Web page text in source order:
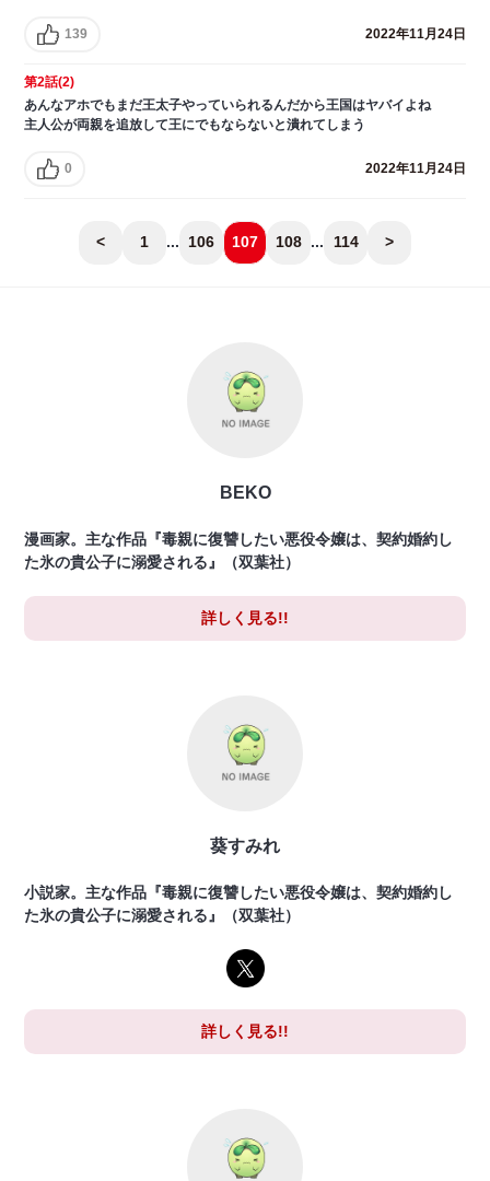
139 2022年11月24日
第2話(2)
あんなアホでもまだ王太子やっていられるんだから王国はヤバイよね
主人公が両親を追放して王にでもならないと潰れてしまう
0 2022年11月24日
< 1 ... 106 107 108 ... 114 >
BEKO
漫画家。主な作品『毒親に復讐したい悪役令嬢は、契約婚約し
た氷の貴公子に溺愛される』（双葉社）
詳しく見る!!
葵すみれ
小説家。主な作品『毒親に復讐したい悪役令嬢は、契約婚約し
た氷の貴公子に溺愛される』（双葉社）
詳しく見る!!